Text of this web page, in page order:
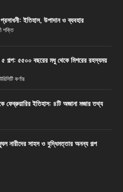
ইতিহাস, উপাদান ও ব্যবহার
শক্তি
৫ গল্প: ৫৫০০ বছরের মধু থেকে মিশরের রহস্যময়
কর্ণার
ফেব্রুয়ারির ইতিহাস: ৪টি অজানা মজার তথ্য
নারীদের সাহস ও বুদ্ধিমত্তার অনন্য গল্প